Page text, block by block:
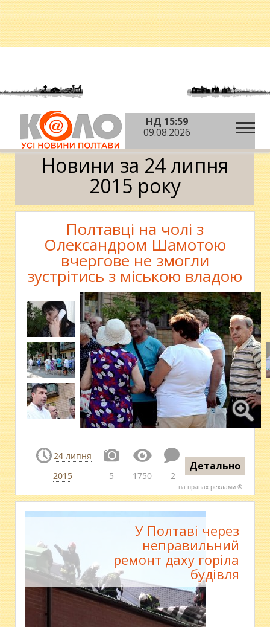
НД 15:59
09.08.2026
Головна » 2015 рік » липень »24 липня
Календар
Новини за 24 липня
2015 року
Полтавці на чолі з
Олександром Шамотою
вчергове не змогли
зустрітись з міською владою
24 липня
2015
5 1750 2
Детально
на правах реклами ®
У Полтаві через
неправильний
ремонт даху горіла
будівля